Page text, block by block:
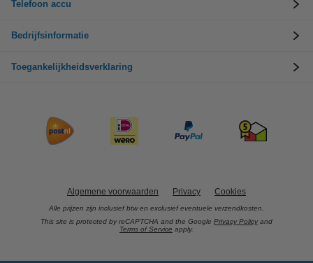
Telefoon accu
Bedrijfsinformatie
Toegankelijkheidsverklaring
Algemene voorwaarden Privacy Cookies
Alle prijzen zijn inclusief btw en exclusief eventuele verzendkosten.
This site is protected by reCAPTCHA and the Google Privacy Policy and
Terms of Service apply.